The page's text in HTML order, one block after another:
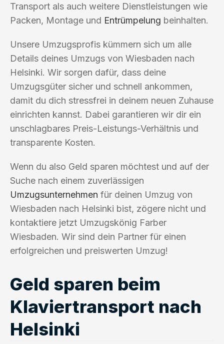
Transport als auch weitere Dienstleistungen wie
Packen, Montage und Entrümpelung beinhalten.
Unsere Umzugsprofis kümmern sich um alle
Details deines Umzugs von Wiesbaden nach
Helsinki. Wir sorgen dafür, dass deine
Umzugsgüter sicher und schnell ankommen,
damit du dich stressfrei in deinem neuen Zuhause
einrichten kannst. Dabei garantieren wir dir ein
unschlagbares Preis-Leistungs-Verhältnis und
transparente Kosten.
Wenn du also Geld sparen möchtest und auf der
Suche nach einem zuverlässigen
Umzugsunternehmen für deinen Umzug von
Wiesbaden nach Helsinki bist, zögere nicht und
kontaktiere jetzt Umzugskönig Farber
Wiesbaden. Wir sind dein Partner für einen
erfolgreichen und preiswerten Umzug!
Geld sparen beim
Klaviertransport nach
Helsinki